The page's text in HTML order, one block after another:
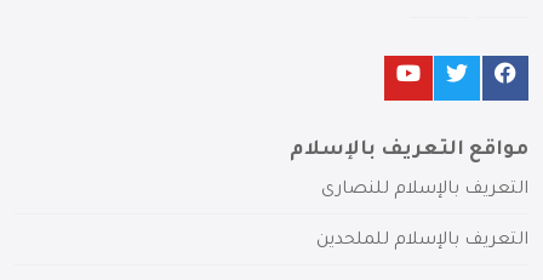
مواقع التعريف بالإسلام
التعريف بالإسلام للنصارى
التعريف بالإسلام للملحدين